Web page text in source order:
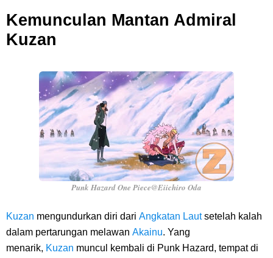
Kemunculan Mantan Admiral
Kuzan
Punk Hazard One Piece@Eiichiro Oda
Kuzan mengundurkan diri dari Angkatan Lautsetelah kalah
dalam pertarungan melawan Akainu. Yang
menarik, Kuzan muncul kembali di Punk Hazard, tempat di